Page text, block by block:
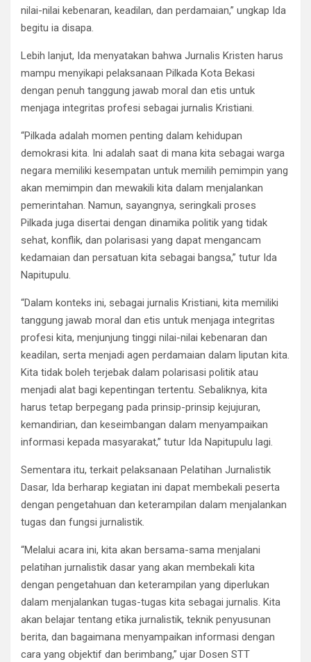
nilai-nilai kebenaran, keadilan, dan perdamaian,” ungkap Ida
begitu ia disapa.
Lebih lanjut, Ida menyatakan bahwa Jurnalis Kristen harus
mampu menyikapi pelaksanaan Pilkada Kota Bekasi
dengan penuh tanggung jawab moral dan etis untuk
menjaga integritas profesi sebagai jurnalis Kristiani.
“Pilkada adalah momen penting dalam kehidupan
demokrasi kita. Ini adalah saat di mana kita sebagai warga
negara memiliki kesempatan untuk memilih pemimpin yang
akan memimpin dan mewakili kita dalam menjalankan
pemerintahan. Namun, sayangnya, seringkali proses
Pilkada juga disertai dengan dinamika politik yang tidak
sehat, konflik, dan polarisasi yang dapat mengancam
kedamaian dan persatuan kita sebagai bangsa,” tutur Ida
Napitupulu.
“Dalam konteks ini, sebagai jurnalis Kristiani, kita memiliki
tanggung jawab moral dan etis untuk menjaga integritas
profesi kita, menjunjung tinggi nilai-nilai kebenaran dan
keadilan, serta menjadi agen perdamaian dalam liputan kita.
Kita tidak boleh terjebak dalam polarisasi politik atau
menjadi alat bagi kepentingan tertentu. Sebaliknya, kita
harus tetap berpegang pada prinsip-prinsip kejujuran,
kemandirian, dan keseimbangan dalam menyampaikan
informasi kepada masyarakat,” tutur Ida Napitupulu lagi.
Sementara itu, terkait pelaksanaan Pelatihan Jurnalistik
Dasar, Ida berharap kegiatan ini dapat membekali peserta
dengan pengetahuan dan keterampilan dalam menjalankan
tugas dan fungsi jurnalistik.
“Melalui acara ini, kita akan bersama-sama menjalani
pelatihan jurnalistik dasar yang akan membekali kita
dengan pengetahuan dan keterampilan yang diperlukan
dalam menjalankan tugas-tugas kita sebagai jurnalis. Kita
akan belajar tentang etika jurnalistik, teknik penyusunan
berita, dan bagaimana menyampaikan informasi dengan
cara yang objektif dan berimbang,” ujar Dosen STT